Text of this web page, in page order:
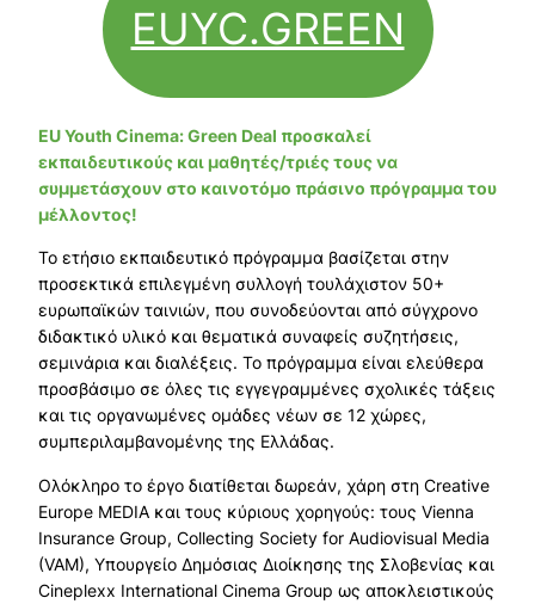
EUYC.GREEN
EU Youth Cinema: Green Deal προσκαλεί
εκπαιδευτικούς και μαθητές/τριές τους να
συμμετάσχουν στο καινοτόμο πράσινο πρόγραμμα του
μέλλοντος!
Το ετήσιο εκπαιδευτικό πρόγραμμα βασίζεται στην
προσεκτικά επιλεγμένη συλλογή τουλάχιστον 50+
ευρωπαϊκών ταινιών, που συνοδεύονται από σύγχρονο
διδακτικό υλικό και θεματικά συναφείς συζητήσεις,
σεμινάρια και διαλέξεις. Το πρόγραμμα είναι ελεύθερα
προσβάσιμο σε όλες τις εγγεγραμμένες σχολικές τάξεις
και τις οργανωμένες ομάδες νέων σε 12 χώρες,
συμπεριλαμβανομένης της Ελλάδας.
Ολόκληρο το έργο διατίθεται δωρεάν, χάρη στη Creative
Europe MEDIA και τους κύριους χορηγούς: τους Vienna
Insurance Group, Collecting Society for Audiovisual Media
(VAM), Υπουργείο Δημόσιας Διοίκησης της Σλοβενίας και
Cineplexx International Cinema Group ως αποκλειστικούς